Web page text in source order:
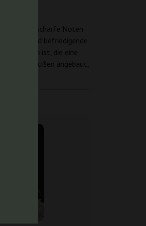
und scharfe Noten
und befriedigende
diejenigen ist, die eine
oder draußen angebaut,